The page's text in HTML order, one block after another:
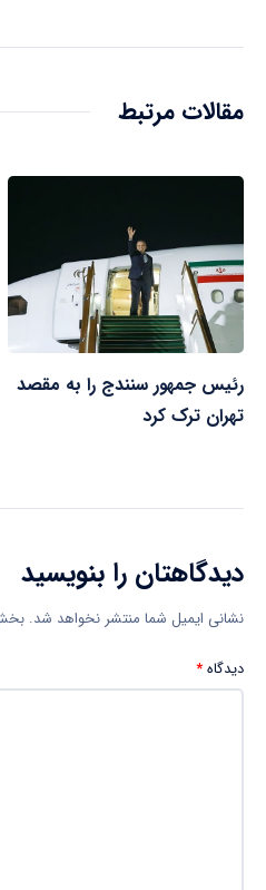
مقالات مرتبط
رئیس جمهور سنندج را به مقصد
تهران ترک کرد
دیدگاهتان را بنویسید
نشانی ایمیل شما منتشر نخواهد شد.
دیدگاه*